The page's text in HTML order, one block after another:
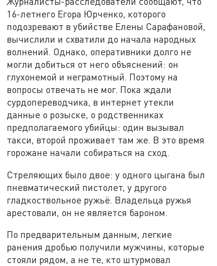
16-летнего Егора Юрченко, которого
подозревают в убийстве Елены Сарафановой,
вычислили и схватили до начала народных
волнений. Однако, оперативники долго не
могли добиться от него объяснений: он
глухонемой и неграмотный. Поэтому на
вопросы отвечать не мог. Пока ждали
сурдопереводчика, в интернет утекли
данные о розыске, о родственниках
предполагаемого убийцы: один вызывал
такси, второй проживает там же. В это время
горожане начали собираться на сход.
Стреляющих было двое: у одного цыгана был
пневматический пистолет, у другого
гладкоствольное ружьё. Владельца ружья
арестовали, он не является бароном.
По предварительным данным, легкие
ранения дробью получили мужчины, которые
стояли рядом, а не те, кто штурмовал